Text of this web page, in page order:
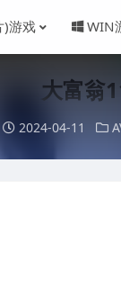
)游戏 WIN
大富翁
2024-04-11